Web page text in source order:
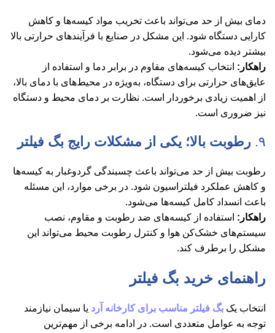
دمای بیش از حد می‌تواند باعث تخریب مواد کیسه‌ها و کاهش
کارایی دستگاه شود. این مشکل در صنایع با فرآیندهای حرارتی بالا
بیشتر دیده می‌شود.
راهکار: انتخاب کیسه‌های مقاوم در برابر دما و استفاده از
عایق‌های حرارتی برای دستگاه، به‌ویژه در محیط‌های با دمای بالا،
از اهمیت زیادی برخوردار است. نظارت بر دمای محیط و دستگاه
نیز ضروری است.
۹. رطوبت بالا؛ یکی از مشکلات رایج بگ فیلتر
رطوبت بیش از حد می‌تواند باعث چسبندگی گردوغبار به کیسه‌ها
و کاهش عملکرد فیلتراسیون شود. در برخی موارد، این مسئله
باعث انسداد کامل کیسه‌ها می‌شود.
راهکار: استفاده از کیسه‌های ضد رطوبت و مقاوم، نصب
سیستم‌های خشک‌کن هوا و کنترل رطوبت محیط می‌تواند این
مشکل را برطرف کند.
راهنمای خرید بگ فیلتر
انتخاب یک بگ فیلتر مناسب برای کارخانه آرد یا سیمان نیازمند
توجه به عوامل متعددی است. در ادامه برخی از مهم‌ترین